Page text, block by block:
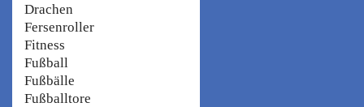
Drachen
Fersenroller
Fitness
Fußball
Fußbälle
Fußballtore